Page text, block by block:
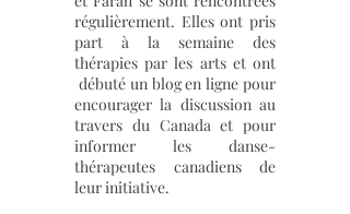
régulièrement. Elles ont pris
part à la semaine des
thérapies par les arts et ont
débuté un blog en ligne pour
encourager la discussion au
travers du Canada et pour
informer les danse-
thérapeutes canadiens de
leur initiative.